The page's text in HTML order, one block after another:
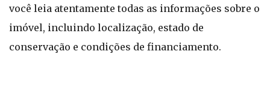
você leia atentamente todas as informações sobre o
imóvel, incluindo localização, estado de
conservação e condições de financiamento.